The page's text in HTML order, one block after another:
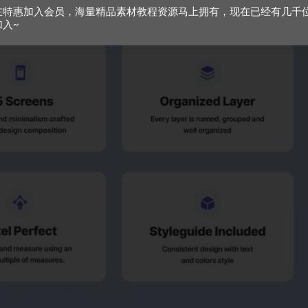
特惠加入会员，海量精品素材教程资源马上拥有，现在已经有几千
入~